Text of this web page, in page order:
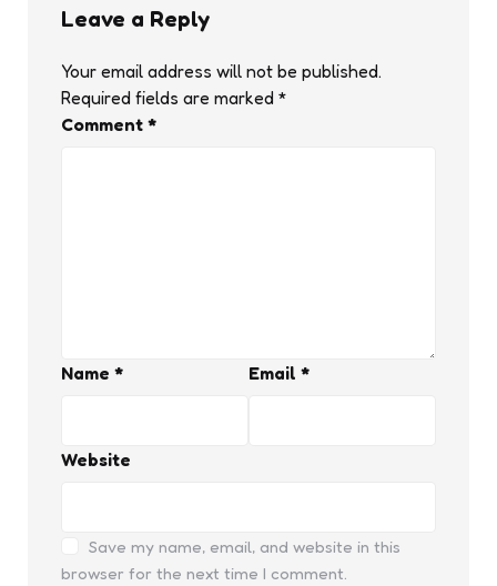
Leave a Reply
Your email address will not be published.
Required fields are marked *
Comment *
Name * Email *
Website
Save my name, email, and website in this
browser for the next time I comment.